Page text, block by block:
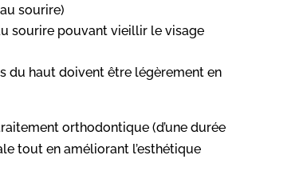
sourire)
sourire pouvant vieillir le visage
du haut doivent être légèrement en
orthodontique (d’une durée
tout en améliorant l’esthétique